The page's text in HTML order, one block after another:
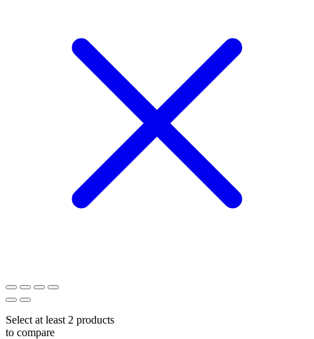
Select at least 2 products
to compare